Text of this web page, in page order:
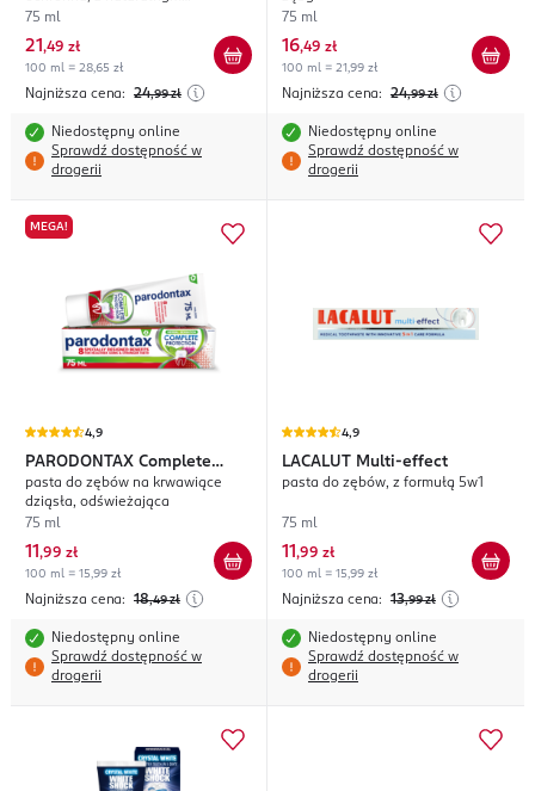
bambusem
75 ml
21 ,49 zł
100 ml = 28,65 zł
Najniższa cena: 24,99 zł
Niedostępny online
Sprawdź dostępność w
drogerii
75 ml
16,49 zł
100 ml = 21,99 zł
Najniższa cena: 24,99 zł
Niedostępny online
Sprawdź dostępność w
drogerii
MEGA!
4,9
PARODONTAX Complete
Protection Herbal Sensation
pasta do zębów na krwawiące
dziąsła, odświeżająca
75 ml
11 ,99 zł
100 ml = 15,99 zł
Najniższa cena: 18,49 zł
Niedostępny online
Sprawdź dostępność w
drogerii
4,9
LACALUT Multi-effect
pasta do zębów, z formułą 5w1
75 ml
11 ,99 zł
100 ml = 15,99 zł
Najniższa cena: 13,99 zł
Niedostępny online
Sprawdź dostępność w
drogerii